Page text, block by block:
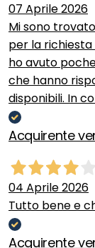
07 Aprile 2026
Mi sono
per la
ho avuto
che hanno
disponibili. In
Acquirente
04 Aprile 2026
Tutto bene e
Acquirente